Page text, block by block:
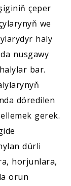
çeper
we
haly
nusgawy
bar.
döredilen
gerek.
dürli
horjunlara,
orun